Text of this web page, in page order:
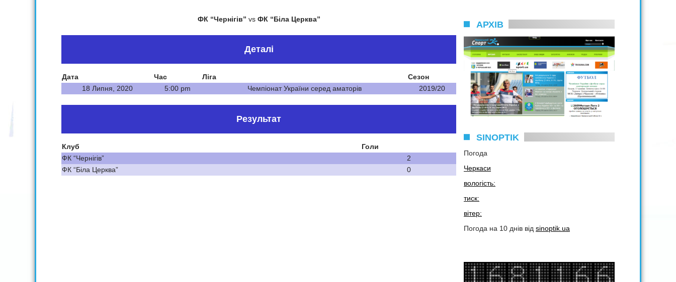
ФК “Чернігів” vs ФК “Біла Церква”
Деталі
Дата Час Ліга
Сезон
18 Липня, 2020
5:00 pm Чемпіонат України серед аматорів 2019/20
Результат
Клуб
Голи
ФК “Чернігів”
2
ФК “Біла Церква”
0
АРХІВ
SINOPTIK
Погода
Черкаси
вологість:
тиск:
вітер:
Погода на 10 днів від sinoptik.ua